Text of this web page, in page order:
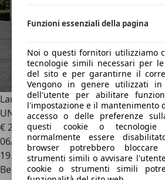
Funzioni essenziali della pagina
Noi o questi fornitori utilizziamo
tecnologie simili necessari per
del sito e per garantirne il
Vengono in genere utilizzati in
dell'utente per abilitare
l'impostazione e il mantenimento
accesso o delle preferenze
questi cookie o
normalmente essere
browser potrebbero
strumenti simili o avvisare
cookie o strumenti simili
Lamborghini Gallardo5.2 LP 570-4
UNICOPROPRIETARIO - UFF ITA
€ 230.000
06/2011
19.000 km
Benzina